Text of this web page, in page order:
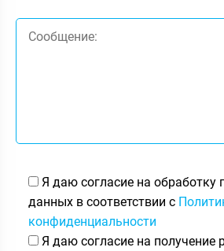
Я даю согласие на обработку
данных в соответствии с
конфиденциальности
Я даю согласие на получение